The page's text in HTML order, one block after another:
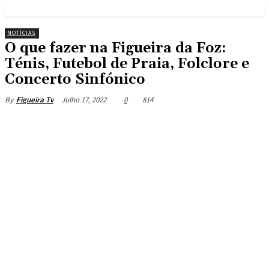
NOTÍCIAS
O que fazer na Figueira da Foz:
Ténis, Futebol de Praia, Folclore e
Concerto Sinfónico
By Figueira Tv Julho 17, 2022 0 814